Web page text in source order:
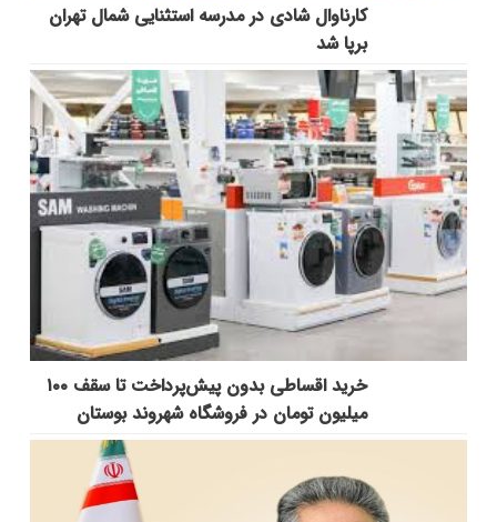
کارناوال شادی در مدرسه استثنایی شمال تهران
برپا شد
خرید اقساطی بدون پیش‌پرداخت تا سقف ۱۰۰
میلیون تومان در فروشگاه شهروند بوستان